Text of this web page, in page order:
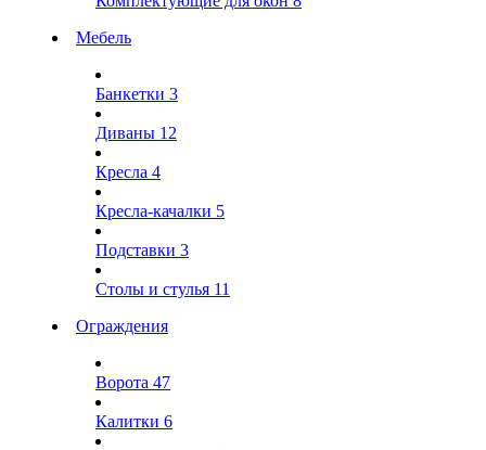
Мебель
Банкетки 3
Диваны 12
Кресла 4
Кресла-качалки 5
Подставки 3
Столы и стулья 11
Ограждения
Ворота 47
Калитки 6